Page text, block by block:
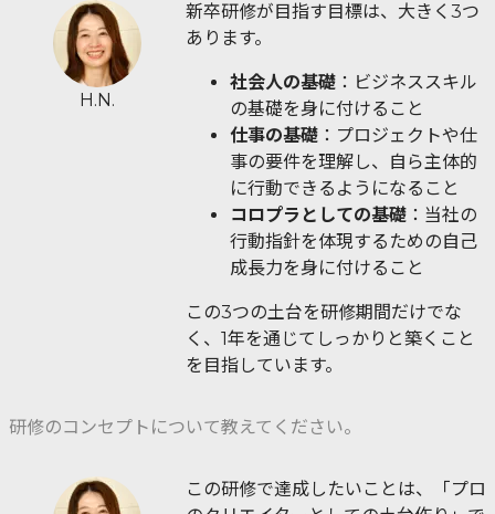
H.N.
新卒研修が目指す目標は、大きく3つ
あります。
社会人の基礎 ：ビジネススキル
の基礎を身に付けること
仕事の基礎 ：プロジェクトや仕
事の要件を理解し、自ら主体的
に行動できるようになること
コロプラとしての基礎 ：当社の
行動指針を体現するための自己
成長力を身に付けること
この3つの土台を研修期間だけでな
く、1年を通じてしっかりと築くこと
を目指しています。
研修のコンセプトについて教えてください。
この研修で達成したいことは、「プロ